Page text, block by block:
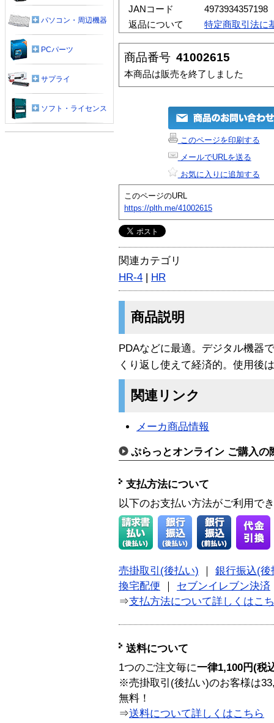
JANコード
4973934357198
返品について
特定商取引法に
商品番号 41002615
本商品は販売を終了しました
このページを印刷する
メールでURLを送る
お気に入りに追加する
このページのURL
https://plth.me/41002615
関連カテゴリ
HR-4 | HR
商品説明
PDAなどに最適。デジタル機器
くり返し使えて経済的。使用後
関連リンク
メーカ商品情報
ぷらっとオンライン ご購入の
支払方法について
以下のお支払い方法がご利用で
売掛取引(後払い)
銀行振込(後
換宅配便
セブンイレブン決済
⇒支払方法について詳しくはこ
送料について
1つのご注文毎に一律1,100円(税
※売掛取引(後払い)のお客様は
無料！
⇒送料について詳しくはこちら
パソコン・周辺機器
PCパーツ
サプライ
ソフト・ライセンス